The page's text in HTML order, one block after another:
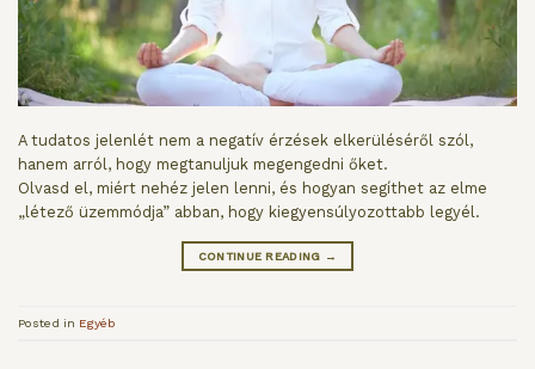
A tudatos jelenlét nem a negatív érzések elkerüléséről szól,
hanem arról, hogy megtanuljuk megengedni őket.
Olvasd el, miért nehéz jelen lenni, és hogyan segíthet az elme
„létező üzemmódja” abban, hogy kiegyensúlyozottabb legyél.
CONTINUE READING →
Posted in Egyéb